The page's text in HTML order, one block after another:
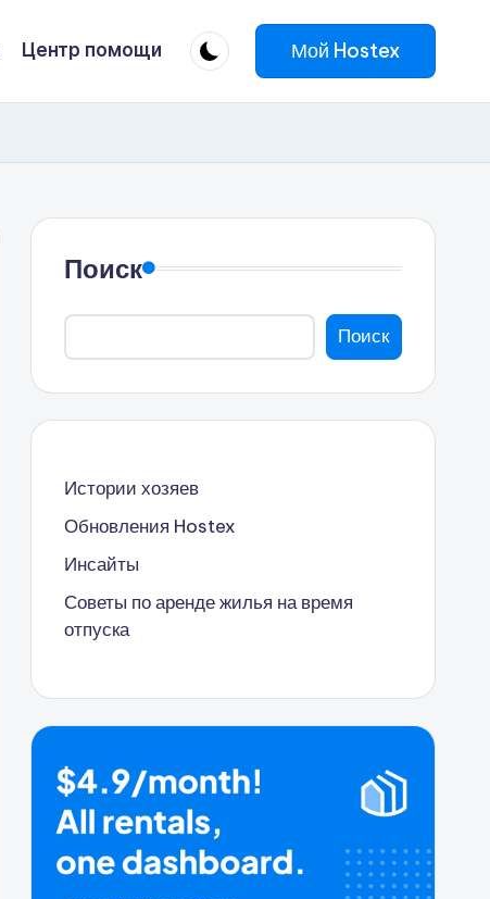
Центр помощи Мой Hostex
Поиск
Поиск
Истории хозяев
Обновления Hostex
Инсайты
Советы по аренде жилья на время
отпуска